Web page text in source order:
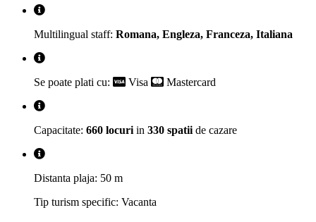
Multilingual staff: Romana, Engleza, Franceza, Italiana
Se poate plati cu: Visa Mastercard
Capacitate: 660 locuri in 330 spatii de cazare
Distanta plaja: 50 m
Tip turism specific: Vacanta